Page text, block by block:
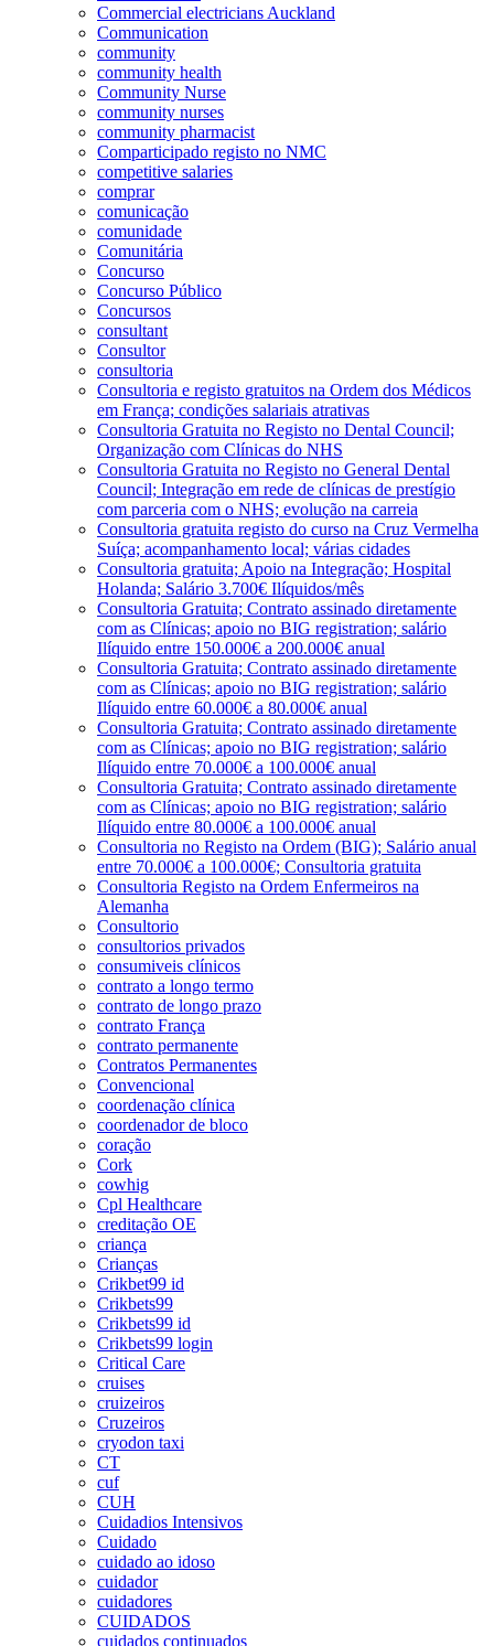
Commercial electricians Auckland
Communication
community
community health
Community Nurse
community nurses
community pharmacist
Comparticipado registo no NMC
competitive salaries
comprar
comunicação
comunidade
Comunitária
Concurso
Concurso Público
Concursos
consultant
Consultor
consultoria
Consultoria e registo gratuitos na Ordem dos Médicos
em França; condições salariais atrativas
Consultoria Gratuita no Registo no Dental Council;
Organização com Clínicas do NHS
Consultoria Gratuita no Registo no General Dental
Council; Integração em rede de clínicas de prestígio
com parceria com o NHS; evolução na carreia
Consultoria gratuita registo do curso na Cruz Vermelha
Suíça; acompanhamento local; várias cidades
Consultoria gratuita; Apoio na Integração; Hospital
Holanda; Salário 3.700€ Ilíquidos/mês
Consultoria Gratuita; Contrato assinado diretamente
com as Clínicas; apoio no BIG registration; salário
Ilíquido entre 150.000€ a 200.000€ anual
Consultoria Gratuita; Contrato assinado diretamente
com as Clínicas; apoio no BIG registration; salário
Ilíquido entre 60.000€ a 80.000€ anual
Consultoria Gratuita; Contrato assinado diretamente
com as Clínicas; apoio no BIG registration; salário
Ilíquido entre 70.000€ a 100.000€ anual
Consultoria Gratuita; Contrato assinado diretamente
com as Clínicas; apoio no BIG registration; salário
Ilíquido entre 80.000€ a 100.000€ anual
Consultoria no Registo na Ordem (BIG); Salário anual
entre 70.000€ a 100.000€; Consultoria gratuita
Consultoria Registo na Ordem Enfermeiros na
Alemanha
Consultorio
consultorios privados
consumiveis clínicos
contrato a longo termo
contrato de longo prazo
contrato França
contrato permanente
Contratos Permanentes
Convencional
coordenação clínica
coordenador de bloco
coração
Cork
cowhig
Cpl Healthcare
creditação OE
criança
Crianças
Crikbet99 id
Crikbets99
Crikbets99 id
Crikbets99 login
Critical Care
cruises
cruizeiros
Cruzeiros
cryodon taxi
CT
cuf
CUH
Cuidadios Intensivos
Cuidado
cuidado ao idoso
cuidador
cuidadores
CUIDADOS
cuidados continuados